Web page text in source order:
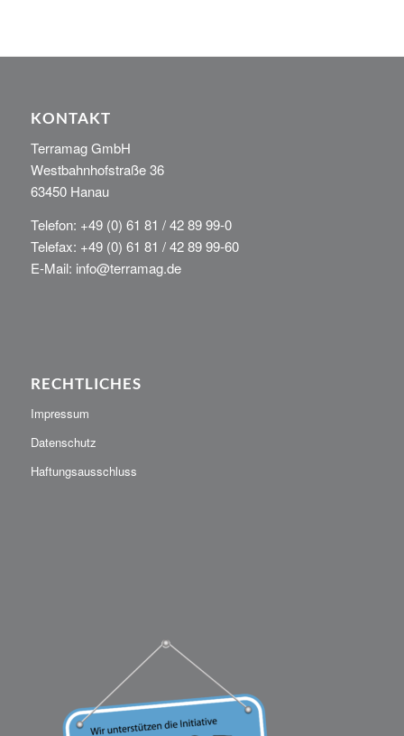
KONTAKT
Terramag GmbH
Westbahnhofstraße 36
63450 Hanau
Telefon: +49 (0) 61 81 / 42 89 99-0
Telefax: +49 (0) 61 81 / 42 89 99-60
E-Mail: info@terramag.de
RECHTLICHES
Impressum
Datenschutz
Haftungsausschluss